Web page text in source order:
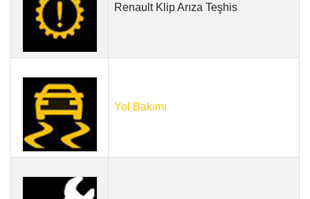
Renault Klip Arıza Teşhis
Yol Bakımı